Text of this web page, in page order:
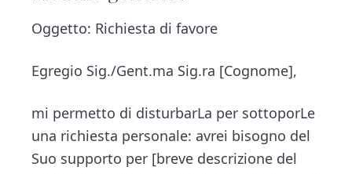
Oggetto: Richiesta di favore
Egregio Sig./Gent.ma Sig.ra [Cognome],
mi permetto di disturbarLa per sottoporLe
una richiesta personale: avrei bisogno del
Suo supporto per [breve descrizione del